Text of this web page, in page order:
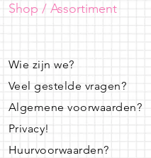
Shop / Assortiment
Wie zijn we?
Veel gestelde vragen?
Algemene voorwaarden?
Privacy!
Huurvoorwaarden?